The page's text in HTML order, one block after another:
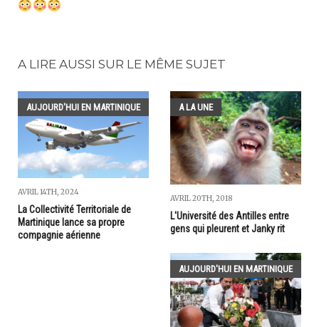
A LIRE AUSSI SUR LE MÊME SUJET
AUJOURD'HUI EN MARTINIQUE
AVRIL 14TH, 2024
La Collectivité Territoriale de
Martinique lance sa propre
compagnie aérienne
A LA UNE
AVRIL 20TH, 2018
L'Université des Antilles entre
gens qui pleurent et Janky rit
AUJOURD'HUI EN MARTINIQUE